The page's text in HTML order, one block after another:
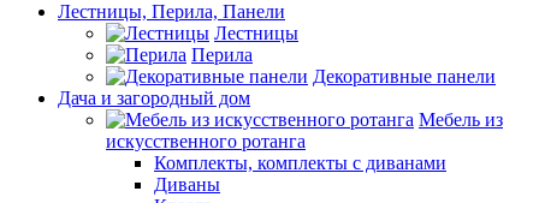
Лестницы, Перила, Панели
Лестницы
Перила
Декоративные панели
Дача и загородный дом
Мебель из
искусственного ротанга
Комплекты, комплекты с диванами
Диваны